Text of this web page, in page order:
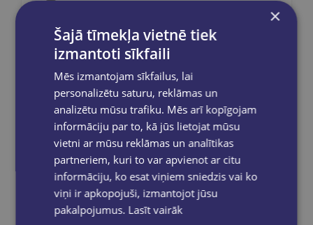
pasūtījums būs gatavs saņemšanai, saņemsi
e-pastu un/ vai SMS.
Dalies sociālajos tīklos:
×
Šajā tīmekļa vietnē tiek
izmantoti sīkfaili
Mēs izmantojam sīkfailus, lai
personalizētu saturu, reklāmas un
analizētu mūsu trafiku. Mēs arī kopīgojam
informāciju par to, kā jūs lietojat mūsu
vietni ar mūsu reklāmas un analītikas
partneriem, kuri to var apvienot ar citu
informāciju, ko esat viņiem sniedzis vai ko
viņi ir apkopojuši, izmantojot jūsu
pakalpojumus. Lasīt vairāk